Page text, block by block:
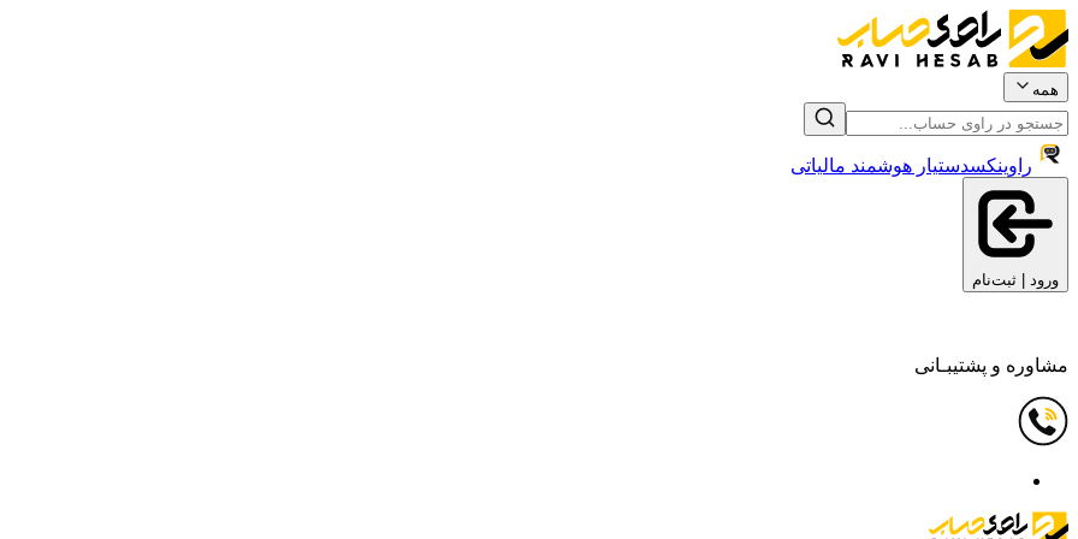
همه
راوینکسدستیار هوشمند مالیاتی
ورود | ثبت‌نام
مشاوره و پشتیبـانی